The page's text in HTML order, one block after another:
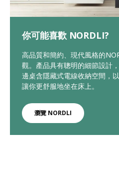
你可能喜歡 NORDLI?
高品質和簡約、現代風格的
觀。產品具有聰明的細節設計
邊桌含隱藏式電線收納空間，
讓你更舒服地坐在床上。
瀏覽 NORDLI